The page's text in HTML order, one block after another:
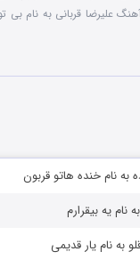
علیرضا قربانی به نام بی
به نام خنده هاتو قربون
یه بیقرارم
به نام یار قدیمی